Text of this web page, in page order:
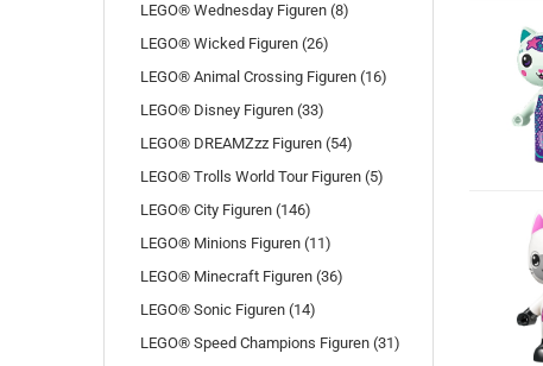
LEGO® Wednesday Figuren (8)
LEGO® Wicked Figuren (26)
LEGO® Animal Crossing Figuren (16)
LEGO® Disney Figuren (33)
LEGO® DREAMZzz Figuren (54)
LEGO® Trolls World Tour Figuren (5)
LEGO® City Figuren (146)
LEGO® Minions Figuren (11)
LEGO® Minecraft Figuren (36)
LEGO® Sonic Figuren (14)
LEGO® Speed Champions Figuren (31)